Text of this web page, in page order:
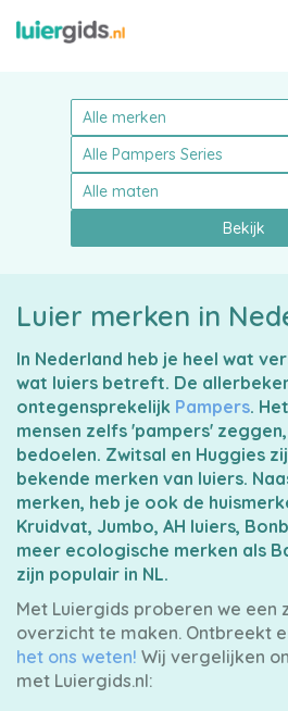
Pampers
Alle
luiers
Luierbroekjes
Billendoekjes
Bekijk
Luier merken in
In Nederland heb je heel wat
wat luiers betreft. De
ontegensprekelijk Pampers.
mensen zelfs 'pampers'
bedoelen. Zwitsal en Huggies
bekende merken van luiers.
merken, heb je ook de
Kruidvat, Jumbo, AH luiers,
meer ecologische merken als
zijn populair in NL.
Met Luiergids proberen we een
overzicht te maken. Ontbreekt
het ons weten!
met Luiergids.nl: